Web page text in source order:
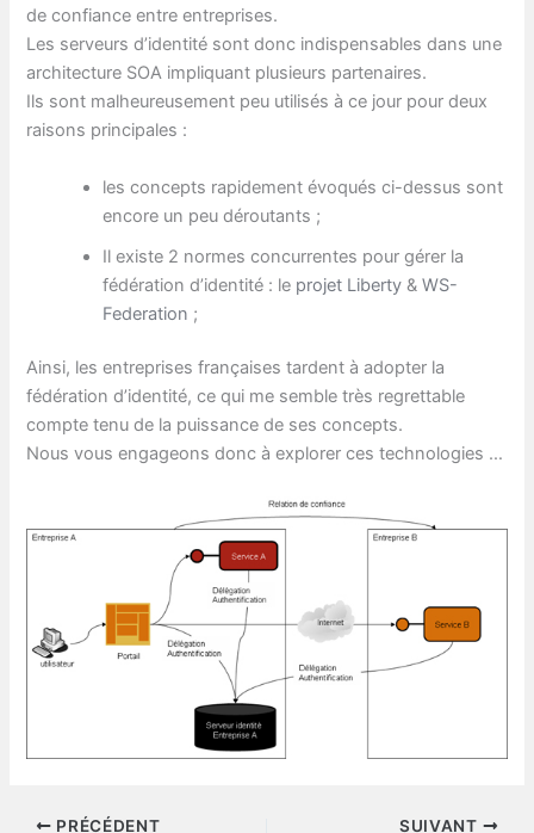
de confiance entre entreprises.
Les serveurs d’identité sont donc indispensables dans une
architecture SOA impliquant plusieurs partenaires.
Ils sont malheureusement peu utilisés à ce jour pour deux
raisons principales :
les concepts rapidement évoqués ci-dessus sont
encore un peu déroutants ;
Il existe 2 normes concurrentes pour gérer la
fédération d’identité : le projet Liberty &WS-
Federation ;
Ainsi, les entreprises françaises tardent à adopter la
fédération d’identité, ce qui me semble très regrettable
compte tenu de la puissance de ses concepts.
Nous vous engageons donc à explorer ces technologies …
PRÉCÉDENT SUIVANT